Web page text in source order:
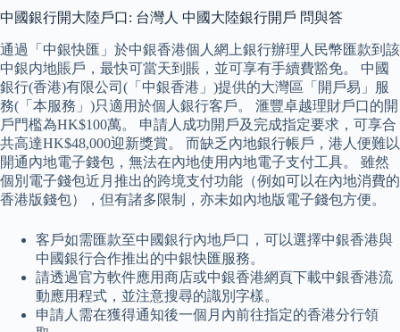
中國銀行開大陸戶口: 台灣人 中國大陸銀行開戶 問與答
通過「中銀快匯」於中銀香港個人網上銀行辦理人民幣匯款到該
中銀内地賬戶，最快可當天到賬，並可享有手續費豁免。 中國
銀行(香港)有限公司(「中銀香港」)提供的大灣區「開戶易」服
務(「本服務」)只適用於個人銀行客戶。 滙豐卓越理財戶口的開
戶門檻為HK$100萬。 申請人成功開戶及完成指定要求，可享合
共高達HK$48,000迎新獎賞。 而缺乏內地銀行帳戶，港人便難以
開通內地電子錢包，無法在內地使用內地電子支付工具。 雖然
個別電子錢包近月推出的跨境支付功能（例如可以在內地消費的
香港版錢包），但有諸多限制，亦未如內地版電子錢包方便。
客戶如需匯款至中國銀行內地戶口，可以選擇中銀香港與
中國銀行合作推出的中銀快匯服務。
請透過官方軟件應用商店或中銀香港網頁下載中銀香港流
動應用程式，並注意搜尋的識別字樣。
申請人需在獲得通知後一個月內前往指定的香港分行領